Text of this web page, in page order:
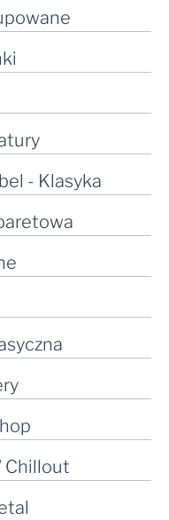
- Klasyka
Chillout